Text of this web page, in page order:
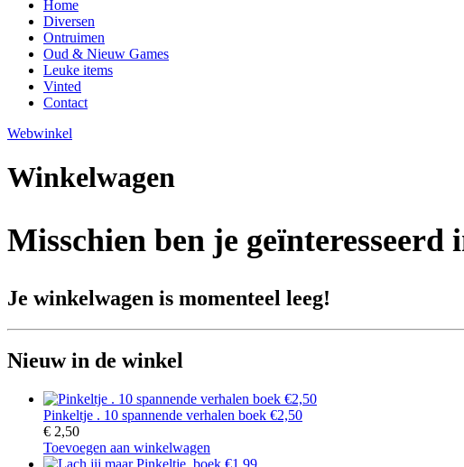
Home
Diversen
Ontruimen
Oud & Nieuw Games
Leuke items
Vinted
Contact
Webwinkel
Winkelwagen
Misschien ben je
Je winkelwagen is momenteel leeg!
Nieuw in de winkel
Pinkeltje . 10 spannende verhalen boek €2,50
€ 2,50
Toevoegen aan winkelwagen